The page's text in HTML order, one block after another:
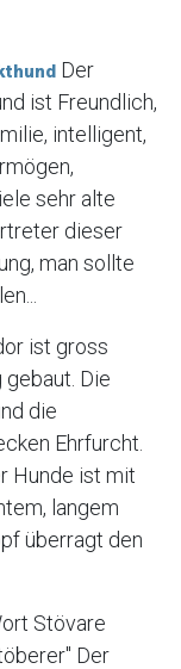
Der
ist Freundlich,
intelligent,
sehr alte
dieser
man sollte
ist gross
Die
die
Ehrfurcht.
Hunde ist mit
langem
überragt den
Stövare
Der